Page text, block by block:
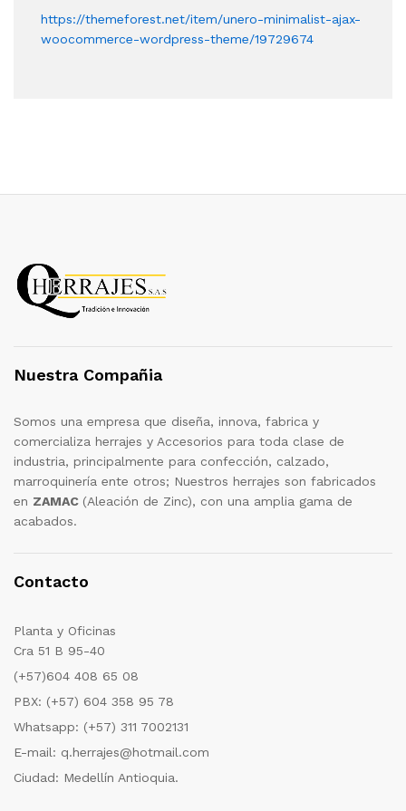
https://themeforest.net/item/unero-minimalist-ajax-
woocommerce-wordpress-theme/19729674
Nuestra Compañia
Somos una empresa que diseña, innova, fabrica y
comercializa herrajes y Accesorios para toda clase de
industria, principalmente para confección, calzado,
marroquinería ente otros; Nuestros herrajes son fabricados
en ZAMAC (Aleación de Zinc), con una amplia gama de
acabados.
Contacto
Planta y Oficinas
Cra 51 B 95-40
(+57)604 408 65 08
PBX: (+57) 604 358 95 78
Whatsapp: (+57) 311 7002131
E-mail: q.herrajes@hotmail.com
Ciudad: Medellín Antioquia.